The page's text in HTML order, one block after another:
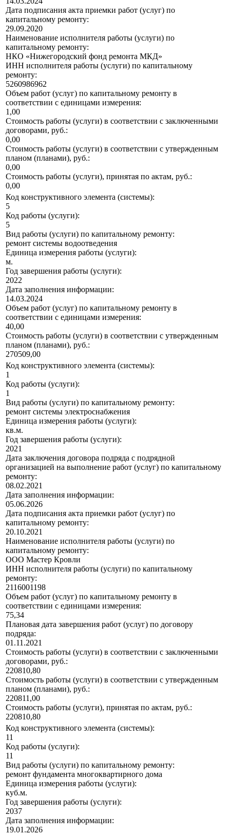
Дата подписания акта приемки работ (услуг) по
капитальному ремонту:
29.09.2020
Наименование исполнителя работы (услуги) по
капитальному ремонту:
НКО «Нижегородский фонд ремонта МКД»
ИНН исполнителя работы (услуги) по капитальному
ремонту:
5260986962
Объем работ (услуг) по капитальному ремонту в
соответствии с единицами измерения:
1,00
Стоимость работы (услуги) в соответствии с заключенными
договорами, руб.:
0,00
Стоимость работы (услуги) в соответствии с утвержденным
планом (планами), руб.:
0,00
Стоимость работы (услуги), принятая по актам, руб.:
0,00
Код конструктивного элемента (системы):
5
Код работы (услуги):
5
Вид работы (услуги) по капитальному ремонту:
ремонт системы водоотведения
Единица измерения работы (услуги):
м.
Год завершения работы (услуги):
2022
Дата заполнения информации:
14.03.2024
Объем работ (услуг) по капитальному ремонту в
соответствии с единицами измерения:
40,00
Стоимость работы (услуги) в соответствии с утвержденным
планом (планами), руб.:
270509,00
Код конструктивного элемента (системы):
1
Код работы (услуги):
1
Вид работы (услуги) по капитальному ремонту:
ремонт системы электроснабжения
Единица измерения работы (услуги):
кв.м.
Год завершения работы (услуги):
2021
Дата заключения договора подряда с подрядной
организацией на выполнение работ (услуг) по капитальному
ремонту:
08.02.2021
Дата заполнения информации:
05.06.2026
Дата подписания акта приемки работ (услуг) по
капитальному ремонту:
20.10.2021
Наименование исполнителя работы (услуги) по
капитальному ремонту:
ООО Мастер Кровли
ИНН исполнителя работы (услуги) по капитальному
ремонту:
2116001198
Объем работ (услуг) по капитальному ремонту в
соответствии с единицами измерения:
75,34
Плановая дата завершения работ (услуг) по договору
подряда:
01.11.2021
Стоимость работы (услуги) в соответствии с заключенными
договорами, руб.:
220810,80
Стоимость работы (услуги) в соответствии с утвержденным
планом (планами), руб.:
220811,00
Стоимость работы (услуги), принятая по актам, руб.:
220810,80
Код конструктивного элемента (системы):
11
Код работы (услуги):
11
Вид работы (услуги) по капитальному ремонту:
ремонт фундамента многоквартирного дома
Единица измерения работы (услуги):
куб.м.
Год завершения работы (услуги):
2037
Дата заполнения информации:
19.01.2026